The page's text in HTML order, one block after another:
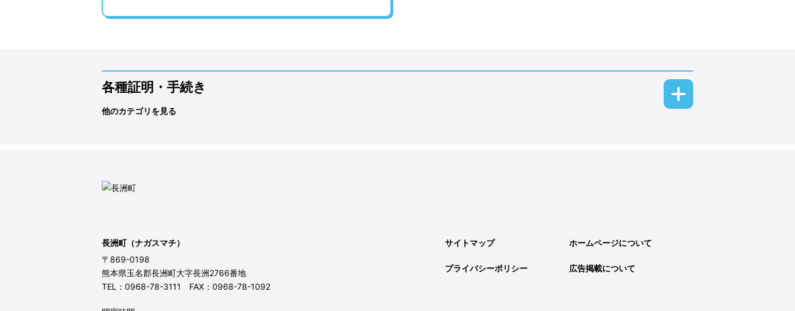
各種証明・手続き
他のカテゴリを見る
長洲町（ナガスマチ）
〒869-0198
熊本県玉名郡長洲町大字長洲2766番地
TEL：0968-78-3111 FAX：0968-78-1092
サイトマップ ホームページについて
プライバシーポリシー 広告掲載について